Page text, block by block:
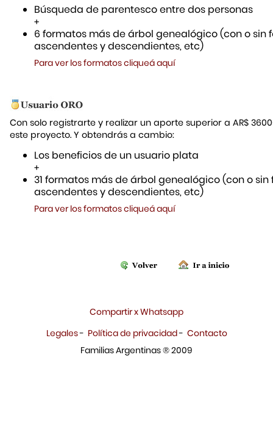
Búsqueda de parentesco entre dos personas
+
6 formatos más de árbol genealógico (con o sin
ascendentes y descendientes, etc)
Para ver los formatos cliqueá aquí
Con solo registrarte y realizar un aporte superior a AR$
este proyecto. Y obtendrás a cambio:
Los beneficios de un usuario plata
+
31 formatos más de árbol genealógico (con o sin
ascendentes y descendientes, etc)
Para ver los formatos cliqueá aquí
Compartir x Whatsapp
Legales- Política de privacidad- Contacto
Familias Argentinas ® 2009